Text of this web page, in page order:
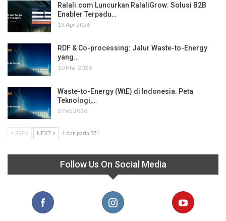
Ralali.com Luncurkan RalaliGrow: Solusi B2B
Enabler Terpadu…
13 Apr 2026
RDF & Co-processing: Jalur Waste-to-Energy
yang…
10 Mar 2026
Waste-to-Energy (WtE) di Indonesia: Peta
Teknologi,…
2 Feb 2026
PREV NEXT 1 daripada 371
Follow Us On Social Media